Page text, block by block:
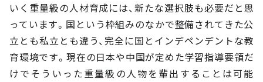
いく重量級の人材育成には、新たな選択肢も必要だと思
っています。国という枠組みのなかで整備されてきた公
立とも私立とも違う、完全に国とインデペンデントな教
育環境です。現在の日本や中国が定めた学習指導要領だ
けでそういった重量級の人物を輩出することは可能